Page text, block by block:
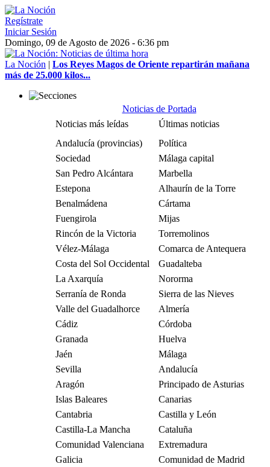
Regístrate
Iniciar Sesión
Domingo, 09 de Agosto de 2026 - 6:36 pm
La Noción | Los Reyes Magos de Oriente repartirán mañana
más de 25.000 kilos...
Noticias de Portada
Noticias más leídas
Últimas noticias
Andalucía (provincias)
Política
Sociedad
Málaga capital
San Pedro Alcántara
Marbella
Estepona
Alhaurín de la Torre
Benalmádena
Cártama
Fuengirola
Mijas
Rincón de la Victoria
Torremolinos
Vélez-Málaga
Comarca de Antequera
Costa del Sol Occidental
Guadalteba
La Axarquía
Nororma
Serranía de Ronda
Sierra de las Nieves
Valle del Guadalhorce
Almería
Cádiz
Córdoba
Granada
Huelva
Jaén
Málaga
Sevilla
Andalucía
Aragón
Principado de Asturias
Islas Baleares
Canarias
Cantabria
Castilla y León
Castilla-La Mancha
Cataluña
Comunidad Valenciana
Extremadura
Galicia
Comunidad de Madrid